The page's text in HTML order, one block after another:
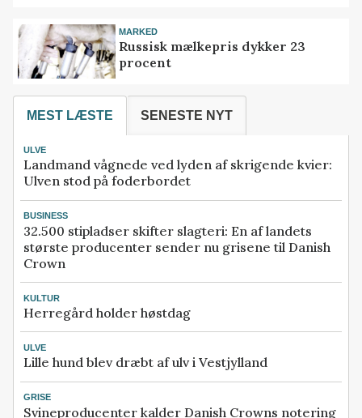
MARKED
Russisk mælkepris dykker 23
procent
MEST LÆSTE SENESTE NYT
ULVE
Landmand vågnede ved lyden af skrigende kvier:
Ulven stod på foderbordet
BUSINESS
32.500 stipladser skifter slagteri: En af landets
største producenter sender nu grisene til Danish
Crown
KULTUR
Herregård holder høstdag
ULVE
Lille hund blev dræbt af ulv i Vestjylland
GRISE
Svineproducenter kalder Danish Crowns notering